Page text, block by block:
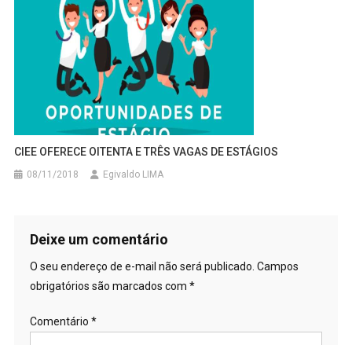
CIEE OFERECE OITENTA E TRÊS VAGAS DE ESTÁGIOS
08/11/2018 Egivaldo LIMA
Deixe um comentário
O seu endereço de e-mail não será publicado. Campos
obrigatórios são marcados com *
Comentário *